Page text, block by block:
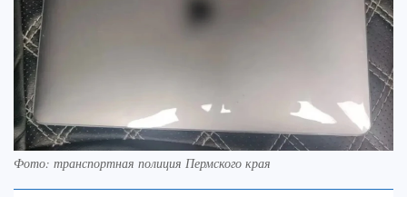
Фото: транспортная полиция Пермского края